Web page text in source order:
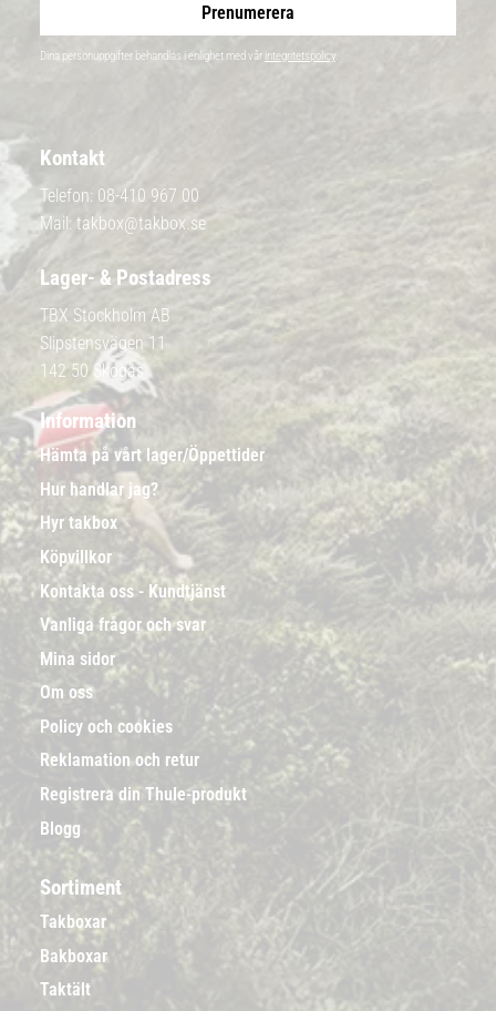
Prenumerera
Dina personuppgifter behandlas i enlighet med vår integritetspolicy
Kontakt
Telefon: 08-410 967 00
Mail: takbox@takbox.se
Lager- & Postadress
TBX Stockholm AB
Slipstensvägen 11
142 50 Skogås
Information
Hämta på vårt lager/Öppettider
Hur handlar jag?
Hyr takbox
Köpvillkor
Kontakta oss - Kundtjänst
Vanliga frågor och svar
Mina sidor
Om oss
Policy och cookies
Reklamation och retur
Registrera din Thule-produkt
Blogg
Sortiment
Takboxar
Bakboxar
Taktält